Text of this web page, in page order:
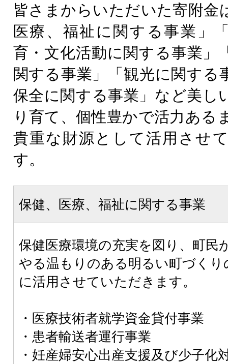
皆さまからいただいた寄附金
医療、福祉に関する事業」
育・文化活動に関する事業」
関する事業」「観光に関する
保全に関する事業」など美し
り育て、個性豊かで活力ある
貴重な財源として活用させ
す。
保健、医療、福祉に関する事業
保健医療環境の充実を図り、町民
やる温もりのある明るい町づくり
に活用させていただきます。
・医療技術者就学資金貸付事業
・患者輸送者運行事業
・妊産婦安心出産支援及び少子化